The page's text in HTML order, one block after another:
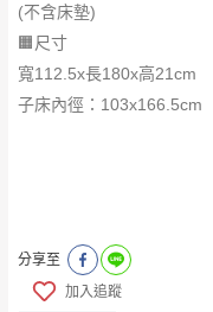
(不含床墊)
🟧尺寸
寬112.5x長180x高21cm
子床內徑：103x166.5cm
分享至
加入追蹤